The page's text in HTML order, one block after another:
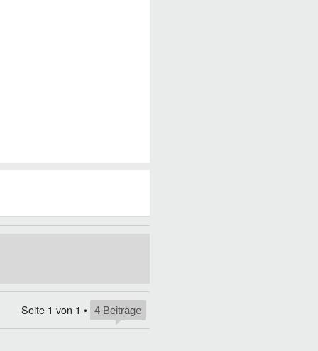
Seite 1 von 1 • 4 Beiträge